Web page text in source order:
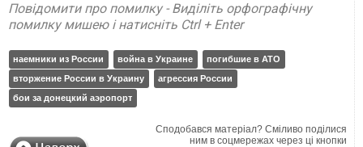
Повідомити про помилку - Виділіть орфографічну
помилку мишею і натисніть Ctrl + Enter
наемники из России война в Украине
погибшие в АТО
вторжение России в Украину
агрессия России
бои за донецкий аэропорт
Сподобався матеріал? Сміливо поділися
ним в соцмережах через ці кнопки